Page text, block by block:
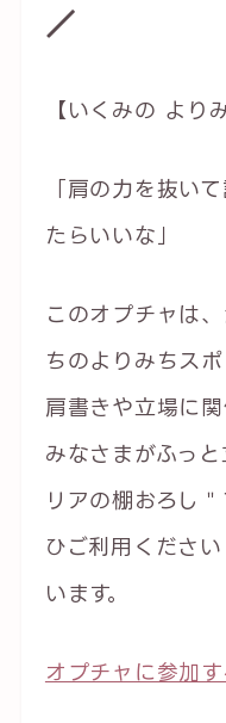
／
【いくみの より
「肩の力を抜い
たらいいな」
このオプチャは
ちのよりみちスポ
肩書きや立場に
みなさまがふっ
リアの棚おろし
ひご利用くださ
います。
オプチャに参加す